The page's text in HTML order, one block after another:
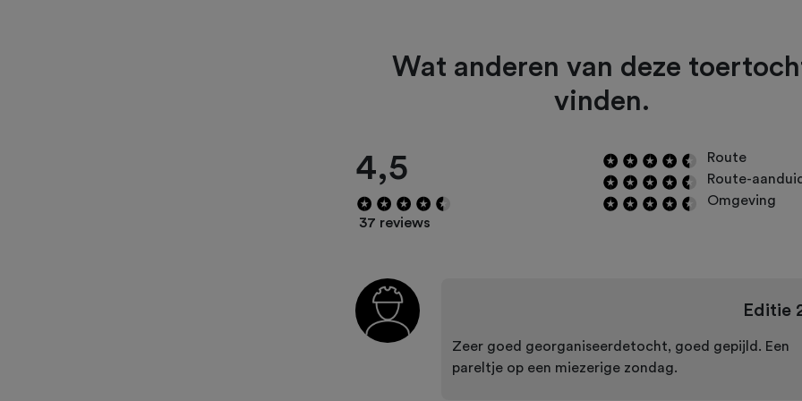
Wat anderen van deze
vinden.
4,5
37 reviews
Route
Route-
Omgeving
Editie
Zeer goed georganiseerdetocht, goed gepijld. Een
pareltje op een miezerige zondag.